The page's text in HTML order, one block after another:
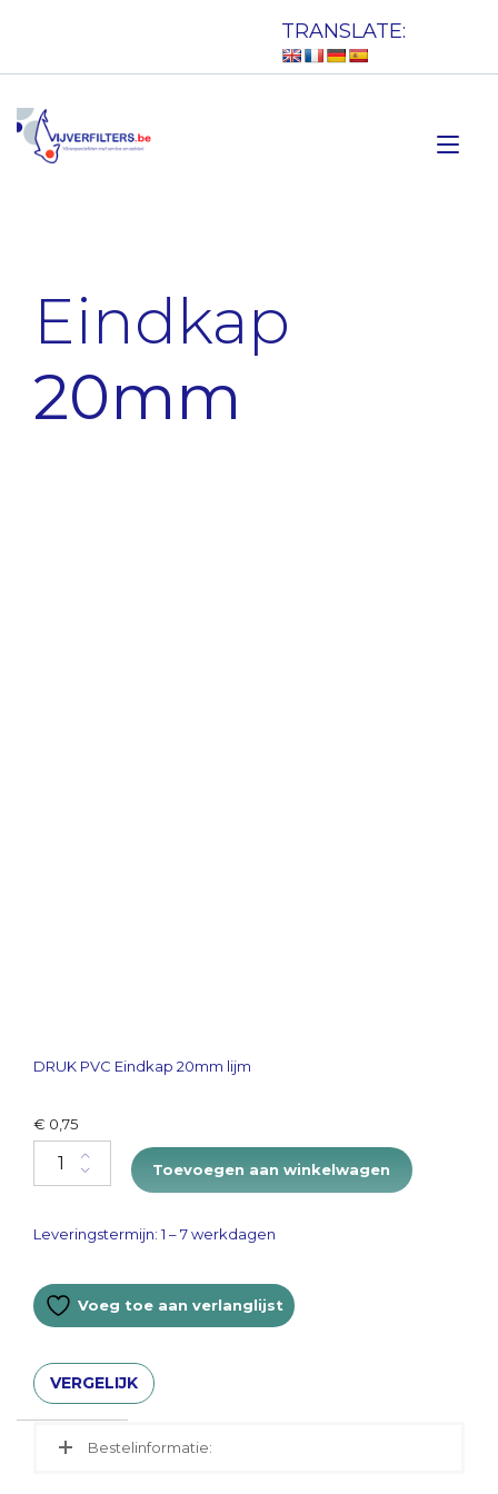
TRANSLATE:
Eindkap
20mm
DRUK PVC Eindkap 20mm lijm
€ 0,75
Eindkap 20mm quantity
Toevoegen aan winkelwagen
Leveringstermijn: 1 – 7 werkdagen
Voeg toe aan verlanglijst
VERGELIJK
Bestelinformatie: